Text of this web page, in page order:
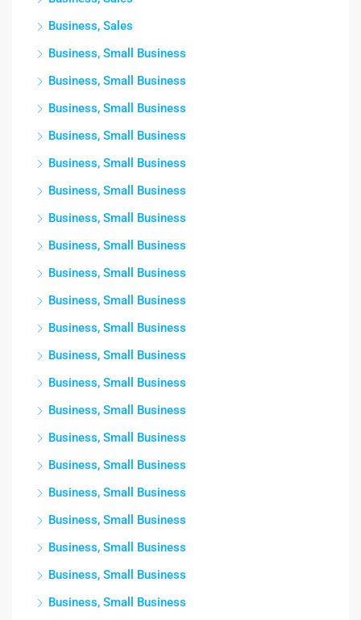
Business, Sales
Business, Small Business
Business, Small Business
Business, Small Business
Business, Small Business
Business, Small Business
Business, Small Business
Business, Small Business
Business, Small Business
Business, Small Business
Business, Small Business
Business, Small Business
Business, Small Business
Business, Small Business
Business, Small Business
Business, Small Business
Business, Small Business
Business, Small Business
Business, Small Business
Business, Small Business
Business, Small Business
Business, Small Business